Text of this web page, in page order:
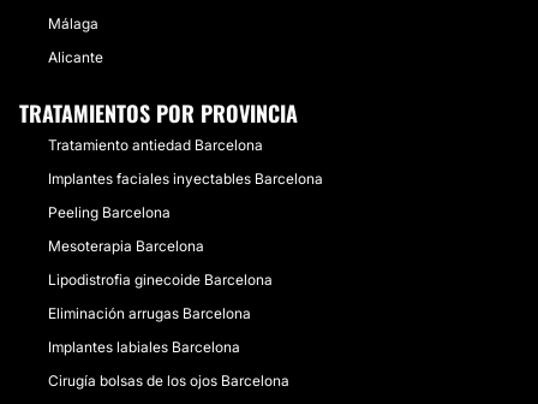
Málaga
Alicante
TRATAMIENTOS POR PROVINCIA
Tratamiento antiedad Barcelona
Implantes faciales inyectables Barcelona
Peeling Barcelona
Mesoterapia Barcelona
Lipodistrofia ginecoide Barcelona
Eliminación arrugas Barcelona
Implantes labiales Barcelona
Cirugía bolsas de los ojos Barcelona